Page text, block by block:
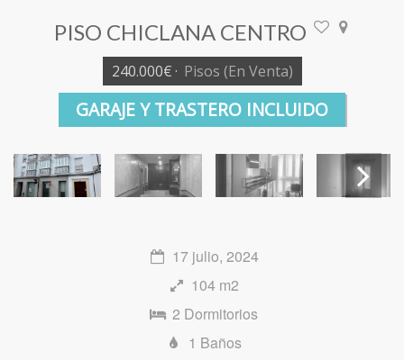
PISO CHICLANA CENTRO
240.000€· Pisos (En Venta)
GARAJE Y TRASTERO INCLUIDO
17 julio, 2024
104 m2
2 Dormitorios
1 Baños